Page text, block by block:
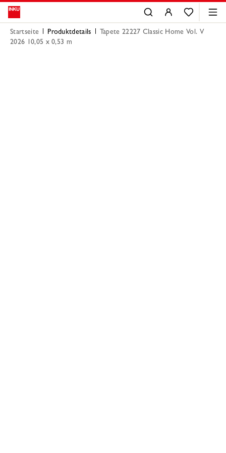
Startseite Produktdetails
Tapete 22227 Classic Home Vol. V
2026 10,05 x 0,53 m